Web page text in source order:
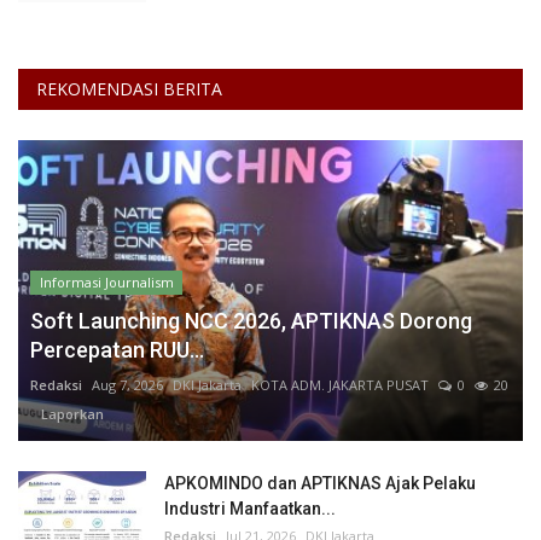
REKOMENDASI BERITA
Informasi Journalism
Soft Launching NCC 2026, APTIKNAS Dorong
Percepatan RUU...
Redaksi Aug 7, 2026 DKI Jakarta KOTA ADM. JAKARTA PUSAT 0
20
Laporkan
APKOMINDO dan APTIKNAS Ajak Pelaku
Industri Manfaatkan...
Redaksi Jul 21, 2026 DKI Jakarta